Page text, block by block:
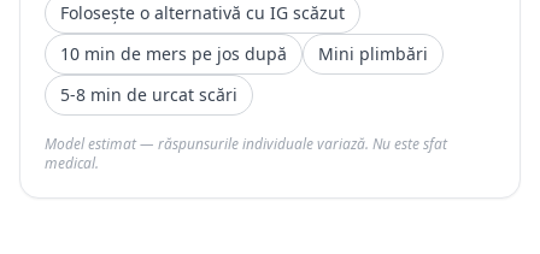
Folosește o alternativă cu IG scăzut
10 min de mers pe jos după
Mini plimbări
5-8 min de urcat scări
Model estimat — răspunsurile individuale variază. Nu este sfat
medical.